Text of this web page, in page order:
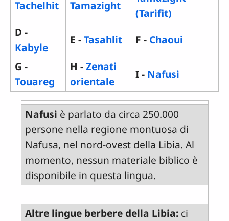
Tachelhit
Tamazight
(Tarifit)
D -
Kabyle
E -Tasahlit F - Chaoui
G -
Touareg
H -Zenati
orientale
I - Nafusi
Nafusi è parlato da circa 250.000
persone nella regione montuosa di
Nafusa, nel nord-ovest della Libia. Al
momento, nessun materiale biblico è
disponibile in questa lingua.
Altre lingue berbere della Libia: ci